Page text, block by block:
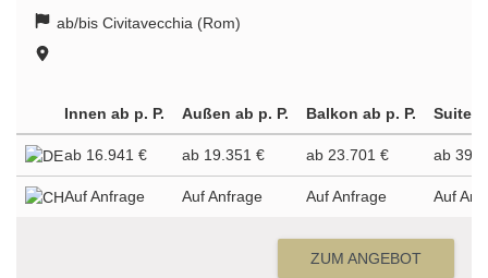
ab/bis Civitavecchia (Rom)
Innen ab p. P. Außen ab p. P. Balkon ab p. P. Suite
ab 16.941 € ab 19.351 € ab 23.701 € ab
Auf Anfrage Auf Anfrage Auf Anfrage Auf
ZUM ANGEBOT